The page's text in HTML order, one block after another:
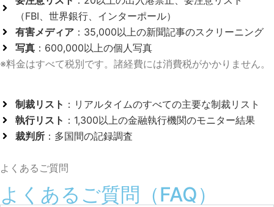
（FBI、世界銀行、インターポール）
有害メディア ：35,000以上の新聞記事のスクリーニング
写真 ：600,000以上の個人写真
※料金はすべて税別です。諸経費には消費税がかかりません。
制裁リスト ：リアルタイムのすべての主要な制裁リスト
執行リスト ：1,300以上の金融執行機関のモニター結果
裁判所 ：多国間の記録調査
よくあるご質問
よくあるご質問（FAQ）